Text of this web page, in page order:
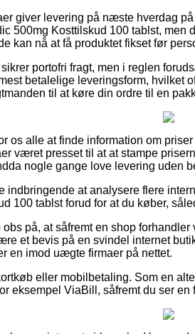
giver levering på næste hverdag
500mg Kosttilskud 100 tablst, men
kan nå at få produktet fikset før
portofri fragt, men i reglen
betalelige leveringsform, hvilket
til at køre din ordre til en
os alle at finde information om
været presset til at at stampe
nogle gange love levering uden
indbringende at analysere flere
100 tablst forud for at du køber,
på, at såfremt en shop
et bevis på en svindel internet
en imod uægte firmaer på nettet.
eller mobilbetaling. Som en
eksempel ViaBill, såfremt du ser